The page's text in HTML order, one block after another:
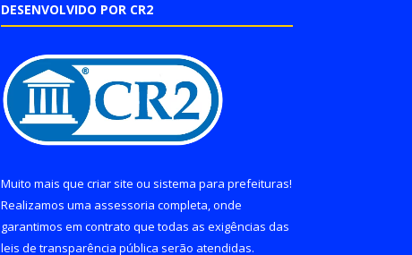
DESENVOLVIDO POR CR2
Muito mais que criar site ou sistema para prefeituras!
Realizamos uma assessoria completa, onde
garantimos em contrato que todas as exigências das
leis de transparência pública serão atendidas.